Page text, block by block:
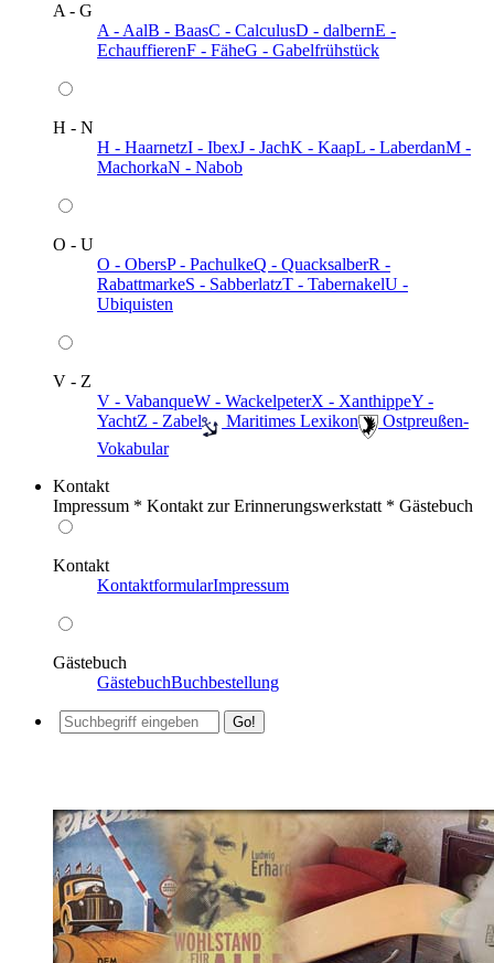
A - G
A - AalB - BaasC - CalculusD - dalbernE -
EchauffierenF - FäheG - Gabelfrühstück
H - N
H - HaarnetzI - IbexJ - JachK - KaapL - LaberdanM -
MachorkaN - Nabob
O - U
O - ObersP - PachulkeQ - QuacksalberR -
RabattmarkeS - SabberlatzT - TabernakelU -
Ubiquisten
V - Z
V - VabanqueW - WackelpeterX - XanthippeY -
YachtZ - Zabel ️ Maritimes Lexikon
️ Ostpreußen-
Vokabular
Kontakt
Impressum * Kontakt zur Erinnerungswerkstatt * Gästebuch
Kontakt
KontaktformularImpressum
Gästebuch
GästebuchBuchbestellung